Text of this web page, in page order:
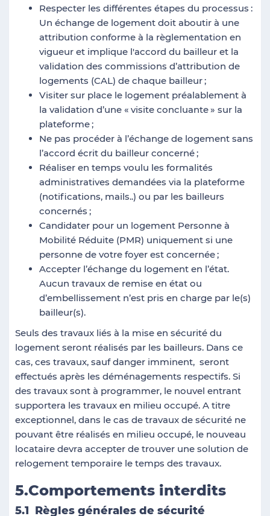
Respecter les différentes étapes du processus :
Un échange de logement doit aboutir à une
attribution conforme à la règlementation en
vigueur et implique l'accord du bailleur et la
validation des commissions d’attribution de
logements (CAL) de chaque bailleur;
Visiter sur place le logement préalablement à
la validation d’une « visite concluante» sur la
plateforme;
Ne pas procéder à l’échange de logement sans
l’accord écrit du bailleur concerné;
Réaliser en temps voulu les formalités
administratives demandées via la plateforme
(notifications, mails..) ou par les bailleurs
concernés ;
Candidater pour un logement Personne à
Mobilité Réduite (PMR) uniquement si une
personne de votre foyer est concernée;
Accepter l’échange du logement en l’état.
Aucun travaux de remise en état ou
d’embellissement n’est pris en charge par le(s)
bailleur(s).
Seuls des travaux liés à la mise en sécurité du
logement seront réalisés par les bailleurs. Dans ce
cas, ces travaux, sauf danger imminent, seront
effectués après les déménagements respectifs. Si
des travaux sont à programmer, le nouvel entrant
supportera les travaux en milieu occupé. A titre
exceptionnel, dans le cas de travaux de sécurité ne
pouvant être réalisés en milieu occupé, le nouveau
locataire devra accepter de trouver une solution de
relogement temporaire le temps des travaux.
5.Comportements interdits
5.1 Règles générales de sécurité